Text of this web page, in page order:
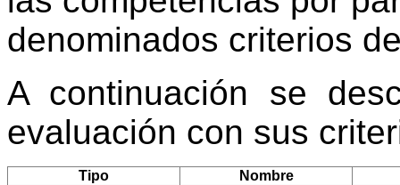
denominados criterios
A continuación se
evaluación con sus
Tipo Nombre